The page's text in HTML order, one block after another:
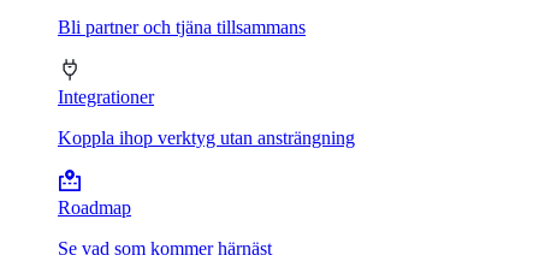
Bli partner och tjäna tillsammans
Integrationer
Koppla ihop verktyg utan ansträngning
Roadmap
Se vad som kommer härnäst